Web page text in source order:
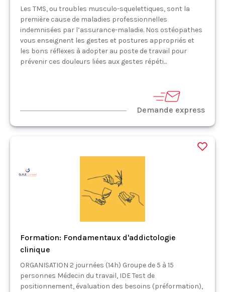
Les TMS, ou troubles musculo-squelettiques, sont la
première cause de maladies professionnelles
indemnisées par l’assurance-maladie. Nos ostéopathes
vous enseignent les gestes et postures appropriés et
les bons réflexes à adopter au poste de travail pour
prévenir ces douleurs liées aux gestes répéti...
Demande express
Formation: Fondamentaux d'addictologie
clinique
ORGANISATION 2 journées (14h) Groupe de 5 à 15
personnes Médecin du travail, IDE Test de
positionnement, évaluation des besoins (préformation),